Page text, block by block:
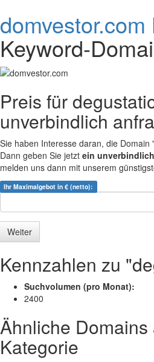
domvestor.com
Keyword-
Preis für
unverbindlich
Sie haben Interesse daran, die
Dann geben Sie jetzt ein
melden uns dann mit unserem
Ihr Maximalgebot in € (netto):
Kennzahlen zu
Suchvolumen (pro Monat):
2400
Ähnliche
Kategorie